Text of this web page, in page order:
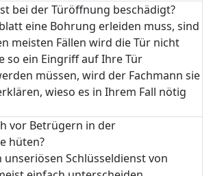
bei der Türöffnung beschädigt?
eine Bohrung erleiden muss, sind
meisten Fällen wird die Tür nicht
so ein Eingriff auf Ihre Tür
müssen, wird der Fachmann sie
wieso es in Ihrem Fall nötig
vor Betrügern in der
hüten?
unseriösen Schlüsseldienst von